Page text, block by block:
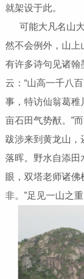
就架设于此。
可能大凡名山大
然不会例外，山上
有许多诗句见诸翰
云：“山高一千八
事，特访仙翁葛稚
亩石田气势猷。”
跋涉来到黄龙山，
落晖。野水自添田
眼，双塔老师诸佛
非。”足见一山之